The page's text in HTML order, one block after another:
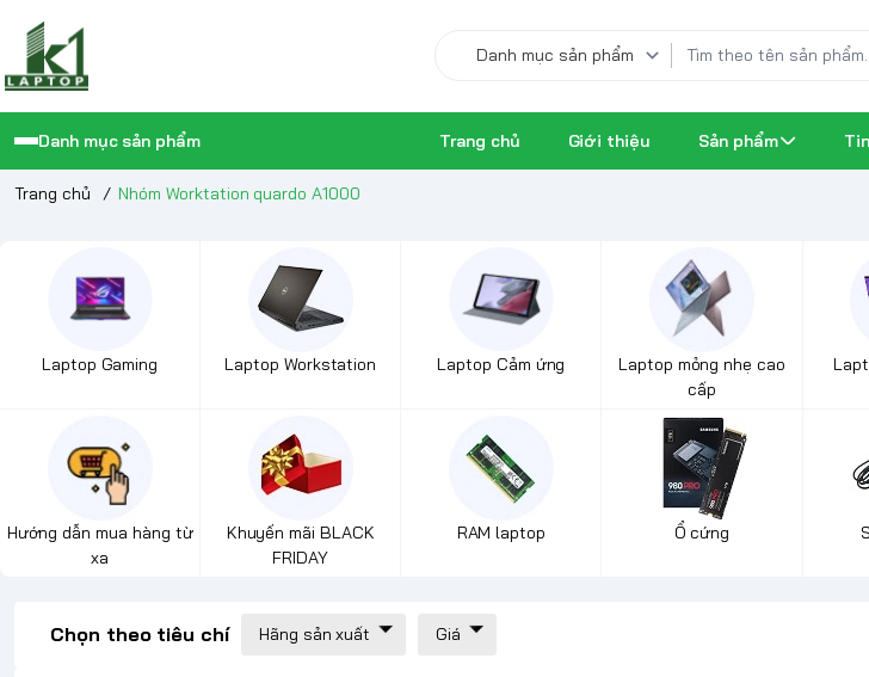
Danh mục sản phẩm Trang chủ Giới thiệu Sản phẩm
Trang chủ / Nhóm Worktation quardo A1000
Laptop Gaming Laptop Workstation Laptop Cảm ứng
Laptop mỏng nhẹ cao
cấp
Hướng dẫn mua hàng từ
xa
Khuyến mãi BLACK
FRIDAY
RAM laptop Ổ cứng
Chọn theo tiêu chí Giá
Hãng sản xuất